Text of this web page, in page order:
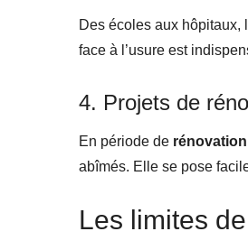
Des écoles aux hôpitaux,
face à l’usure est
4. Projets de
En période de rénovation
abîmés. Elle se pose
Les limites